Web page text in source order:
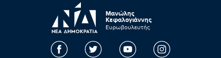
Μανώλης
Κεφαλογιάννης
Ευρωβουλευτής